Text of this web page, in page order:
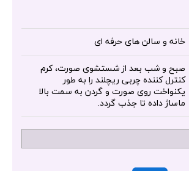
خانه و سالن های حرفه ای
صبح و شب بعد از شستشوی صورت، کرم
کنترل کننده چربی ریچلند را به طور
یکنواخت روی صورت و گردن به سمت بالا
ماساژ داده تا جذب گردد.